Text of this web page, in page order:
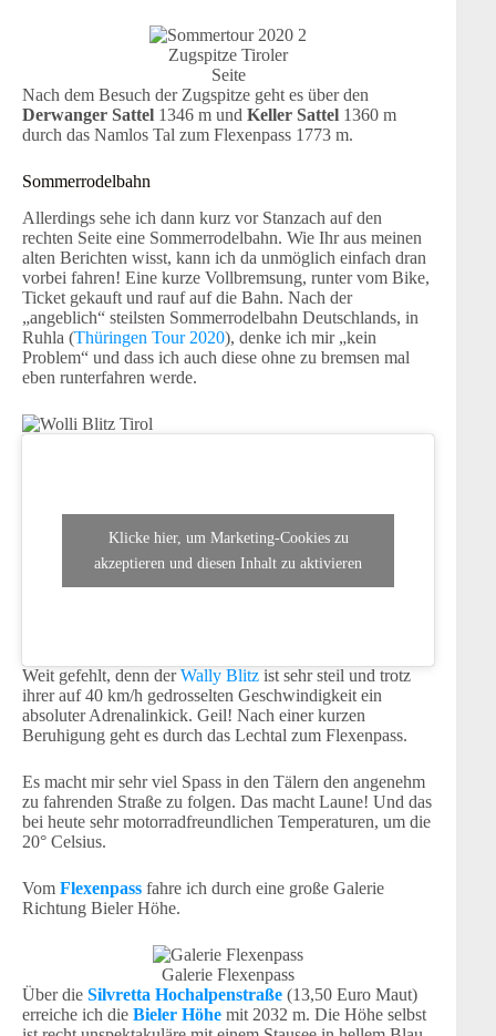
Zugspitze Tiroler
Seite
Nach dem Besuch der Zugspitze geht es über den
Derwanger Sattel 1346 m und Keller Sattel 1360 m
durch das Namlos Tal zum Flexenpass 1773 m.
Sommerrodelbahn
Allerdings sehe ich dann kurz vor Stanzach auf den
rechten Seite eine Sommerrodelbahn. Wie Ihr aus meinen
alten Berichten wisst, kann ich da unmöglich einfach dran
vorbei fahren! Eine kurze Vollbremsung, runter vom Bike,
Ticket gekauft und rauf auf die Bahn. Nach der
„angeblich“ steilsten Sommerrodelbahn Deutschlands, in
Ruhla (Thüringen Tour 2020), denke ich mir „kein
Problem“ und dass ich auch diese ohne zu bremsen mal
eben runterfahren werde.
Klicke hier, um Marketing-Cookies zu
akzeptieren und diesen Inhalt zu aktivieren
Weit gefehlt, denn derWally Blitz ist sehr steil und trotz
ihrer auf 40 km/h gedrosselten Geschwindigkeit ein
absoluter Adrenalinkick. Geil! Nach einer kurzen
Beruhigung geht es durch das Lechtal zum Flexenpass.
Es macht mir sehr viel Spass in den Tälern den angenehm
zu fahrenden Straße zu folgen. Das macht Laune! Und das
bei heute sehr motorradfreundlichen Temperaturen, um die
20° Celsius.
Vom Flexenpass fahre ich durch eine große Galerie
Richtung Bieler Höhe.
Galerie Flexenpass
Über die Silvretta Hochalpenstraße (13,50 Euro Maut)
erreiche ich die Bieler Höhe mit 2032 m. Die Höhe selbst